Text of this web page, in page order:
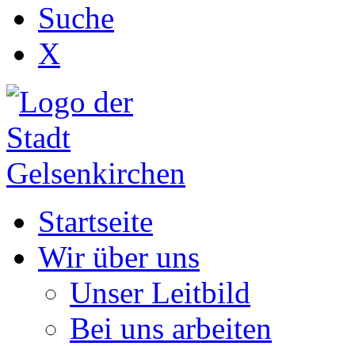
Suche
X
Startseite
Wir über uns
Unser Leitbild
Bei uns arbeiten